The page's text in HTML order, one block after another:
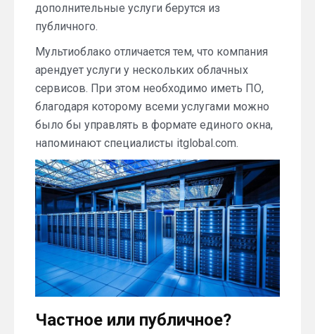
дополнительные услуги берутся из
публичного.
Мультиоблако отличается тем, что компания
арендует услуги у нескольких облачных
сервисов. При этом необходимо иметь ПО,
благодаря которому всеми услугами можно
было бы управлять в формате единого окна,
напоминают специалисты itglobal.com.
Частное или публичное?